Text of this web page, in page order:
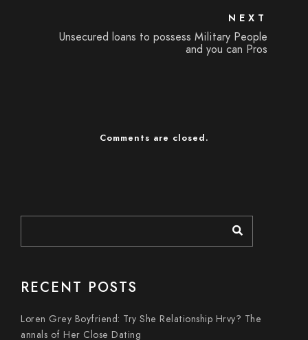
NEXT
Unsecured loans to possess Military People
and you can Pros
Comments are closed.
RECENT POSTS
Loren Grey Boyfriend: Try She Relationship Hrvy? The
annals of Her Close Dating